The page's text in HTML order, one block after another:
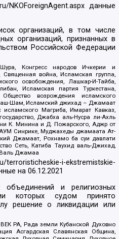
NKOForeignAgent.aspxданные
организаций, в том числе
организаций, признанных в
Российской Федерации
Конгресс народов Ичкерии и
Священная война, Исламская группа,
освобождения, Лашкар-И-Тайба,
Исламская партия Туркестана,
возрождения исламского
аш-Шам, Исламский джихад – Джамаат
Магриба, Имарат Кавказ,
Джабха аль-Нусра ли-Ахль
К. Минина и Д. Пожарского, Аджр от
АУМ Синрике, Муджахеды джамаата Ат-
Джамаат, Рохнамо ба суи давлати
Сеть, Катиба Таухид валь-Джихад,
Джамаа
terroristicheskie-i-ekstremistskie-
на06.12.2021
и религиозных
которых судом принято
решение о ликвидации или
РА, Рада земли Кубанской Духовно
Асгардская Славянская Община,